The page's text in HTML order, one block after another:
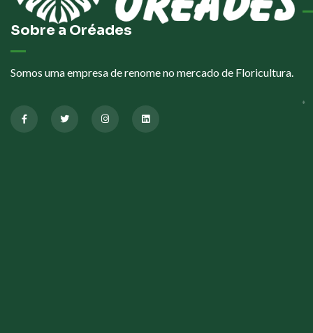
Sobre a Oréades
Somos uma empresa de renome no mercado de Floricultura.